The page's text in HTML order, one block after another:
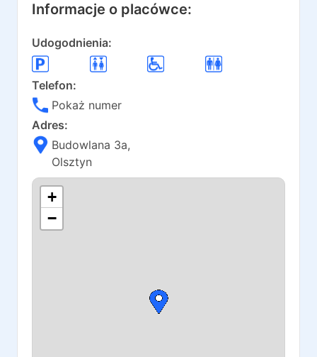
Informacje o placówce:
Udogodnienia:
Telefon:
Pokaż numer
Adres:
Budowlana 3a,
Olsztyn
+
−